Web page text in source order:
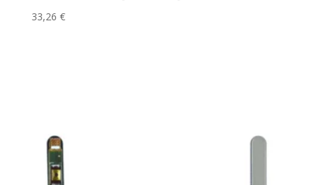
33,26 €